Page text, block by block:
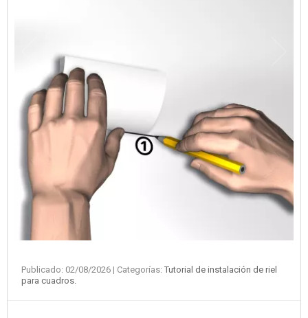
LEER MÁS